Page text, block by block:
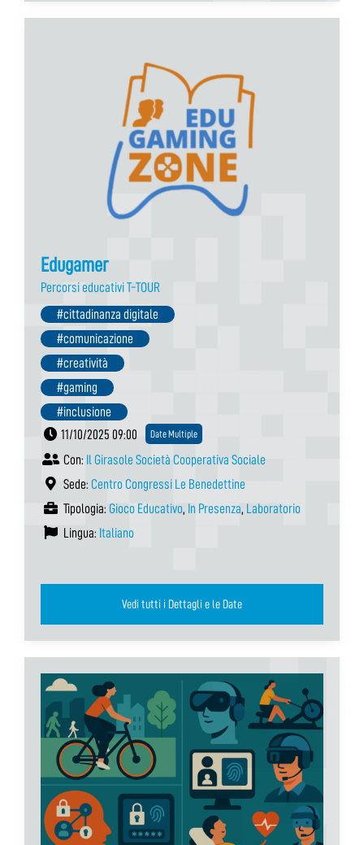
Edugamer
Percorsi educativi T-TOUR
#cittadinanza digitale
#comunicazione
#creatività
#gaming
#inclusione
11/10/2025 09:00
Date Multiple
Con: Il Girasole Società Cooperativa Sociale
Sede: Centro Congressi Le Benedettine
Tipologia: Gioco Educativo, In Presenza, Laboratorio
Lingua: Italiano
Vedi tutti i Dettagli e le Date